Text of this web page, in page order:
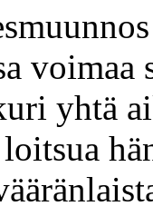
voimaa
yhtä